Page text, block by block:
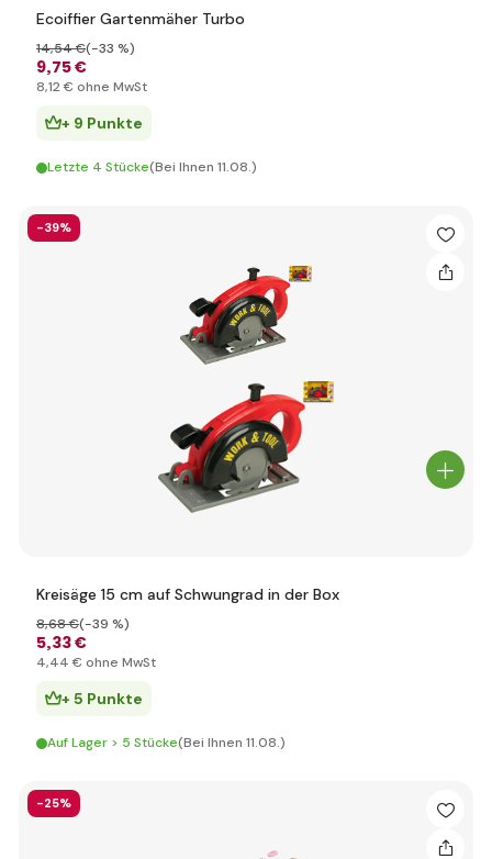
Ecoiffier Gartenmäher Turbo
9,75 €
14,54 €(-33 %)
8,12 € ohne MwSt
+ 9 Punkte
Letzte 4 Stücke(Bei Ihnen 11.08.)
-39%
Kreisäge 15 cm auf Schwungrad in der Box
5,33 €
8,68 €(-39 %)
4,44 € ohne MwSt
+ 5 Punkte
Auf Lager > 5 Stücke(Bei Ihnen 11.08.)
-25%